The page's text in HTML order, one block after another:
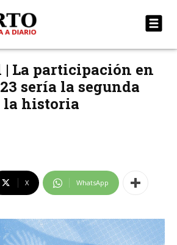
La participación en
sería la segunda
la historia
X WhatsApp